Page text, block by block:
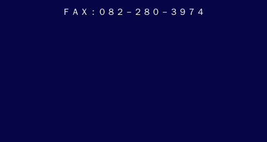
ＦＡＸ：０８２－２８０－３９７４